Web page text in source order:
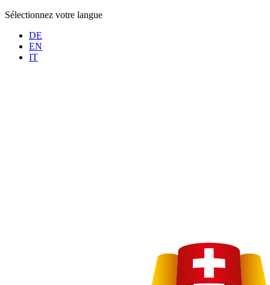
Sélectionnez votre langue
DE
EN
IT